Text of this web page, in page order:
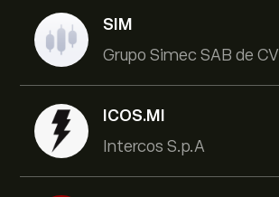
SIM
Grupo Simec SAB de CV
ICOS.MI
Intercos S.p.A